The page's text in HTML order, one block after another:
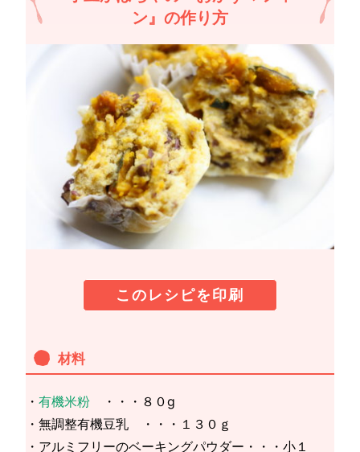
ン』の作り方
このレシピを印刷
材料
・有機米粉 ・・・８０g
・無調整有機豆乳 ・・・１３０ｇ
・アルミフリーのベーキングパウダー・・・小１